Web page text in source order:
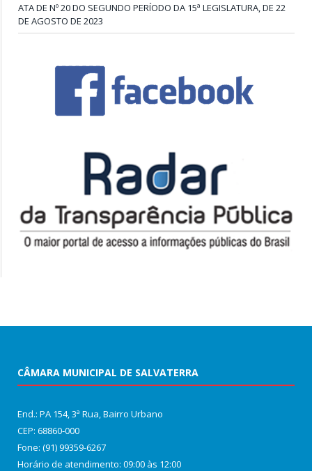
ATA DE Nº 20 DO SEGUNDO PERÍODO DA 15ª LEGISLATURA, DE 22
DE AGOSTO DE 2023
CÂMARA MUNICIPAL DE SALVATERRA
End.: PA 154, 3ª Rua, Bairro Urbano
CEP: 68860‑000
Fone: (91) 99359-6267
Horário de atendimento: 09:00 às 12:00